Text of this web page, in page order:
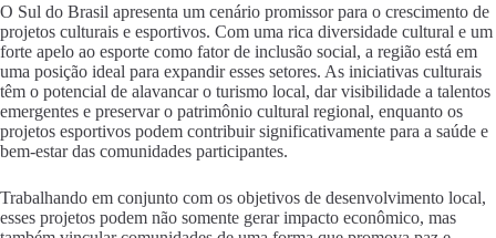
O Sul do Brasil apresenta um cenário promissor para o crescimento de
projetos culturais e esportivos. Com uma rica diversidade cultural e um
forte apelo ao esporte como fator de inclusão social, a região está em
uma posição ideal para expandir esses setores. As iniciativas culturais
têm o potencial de alavancar o turismo local, dar visibilidade a talentos
emergentes e preservar o patrimônio cultural regional, enquanto os
projetos esportivos podem contribuir significativamente para a saúde e
bem-estar das comunidades participantes.
Trabalhando em conjunto com os objetivos de desenvolvimento local,
esses projetos podem não somente gerar impacto econômico, mas